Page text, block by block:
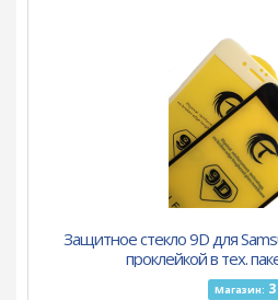
Защитное стекло 9D для
проклейкой в тех.
Магазин: 3